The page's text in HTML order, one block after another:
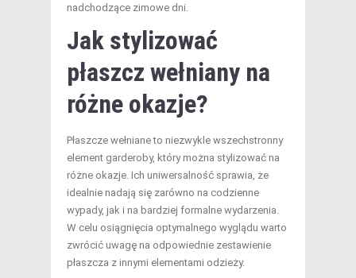
nadchodzące zimowe dni.
Jak stylizować
płaszcz wełniany na
różne okazje?
Płaszcze wełniane to niezwykle wszechstronny
element garderoby, który można stylizować na
różne okazje. Ich uniwersalność sprawia, że
idealnie nadają się zarówno na codzienne
wypady, jak i na bardziej formalne wydarzenia.
W celu osiągnięcia optymalnego wyglądu warto
zwrócić uwagę na odpowiednie zestawienie
płaszcza z innymi elementami odzieży.